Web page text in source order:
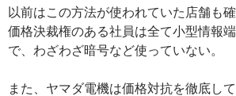
以前はこの方法が使われていた店舗も
価格決裁権のある社員は全て小型情報
で、わざわざ暗号など使っていない。
また、ヤマダ電機は価格対抗を徹底し